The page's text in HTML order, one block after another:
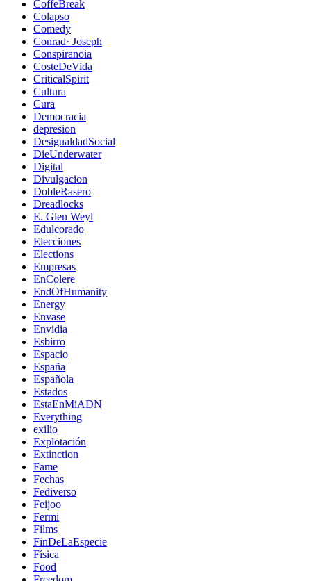
CoffeBreak
Colapso
Comedy
Conrad· Joseph
Conspiranoia
CosteDeVida
CriticalSpirit
Cultura
Cura
Democracia
depresion
DesigualdadSocial
DieUnderwater
Digital
Divulgacion
DobleRasero
Dreadlocks
E. Glen Weyl
Edulcorado
Elecciones
Elections
Empresas
EnColere
EndOfHumanity
Energy
Envase
Envidia
Esbirro
Espacio
España
Española
Estados
EstaEnMiADN
Everything
exilio
Explotación
Extinction
Fame
Fechas
Fediverso
Feijoo
Fermi
Films
FinDeLaEspecie
Física
Food